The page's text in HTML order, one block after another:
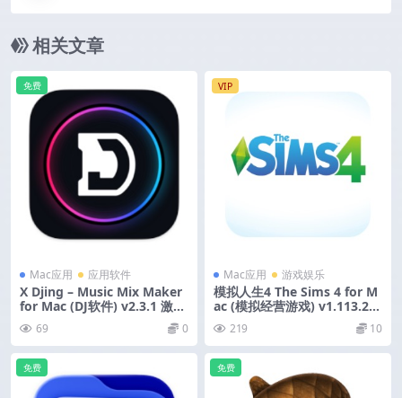
相关文章
Mac应用 应用软件
X Djing – Music Mix Maker
for Mac (DJ软件) v2.3.1 激活
免费
69 0
VIP
Mac应用 游戏娱乐
模拟人生4 The Sims 4 for M
ac (模拟经营游戏) v1.113.29
1.1220 中文移植版 含DLC合
集 219 10
免费 免费